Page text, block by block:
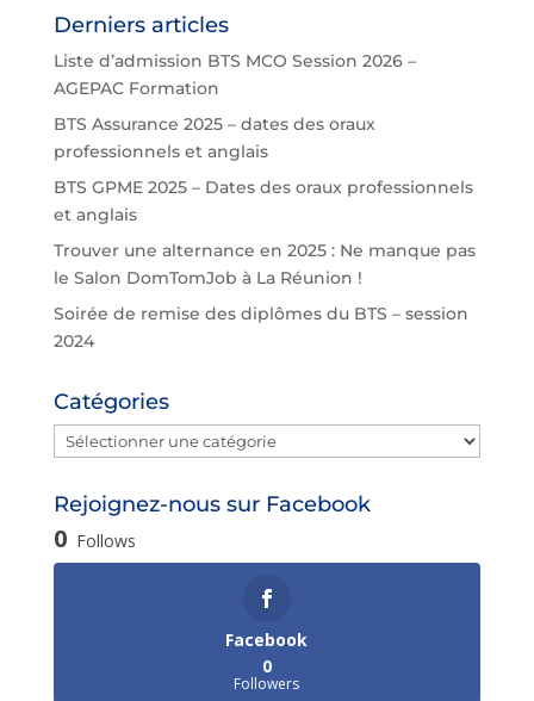
Derniers articles
Liste d’admission BTS MCO Session 2026 –
AGEPAC Formation
BTS Assurance 2025 – dates des oraux
professionnels et anglais
BTS GPME 2025 – Dates des oraux professionnels
et anglais
Trouver une alternance en 2025 : Ne manque pas
le Salon DomTomJob à La Réunion !
Soirée de remise des diplômes du BTS – session
2024
Catégories
Catégories
Rejoignez-nous sur Facebook
0 Follows
Facebook
0
Followers